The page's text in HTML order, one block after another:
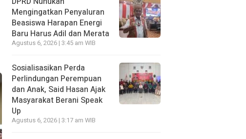
Mengingatkan Penyaluran
Beasiswa Harapan Energi
Baru Harus Adil dan Merata
Agustus 6, 2026 | 3:45 am WIB
Sosialisasikan Perda
Perlindungan Perempuan
dan Anak, Said Hasan Ajak
Masyarakat Berani Speak
Up
Agustus 6, 2026 | 3:17 am WIB